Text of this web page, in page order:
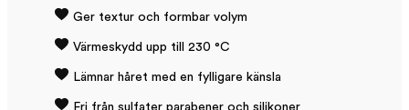
Ger textur och formbar volym
Värmeskydd upp till 230 °C
Lämnar håret med en fylligare känsla